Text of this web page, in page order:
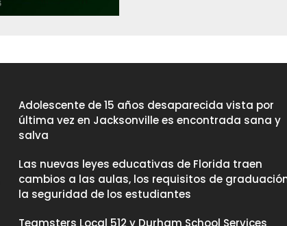
Adolescente de 15 años desaparecida vista por
última vez en Jacksonville es encontrada sana y
salva
Las nuevas leyes educativas de Florida traen
cambios a las aulas, los requisitos de
la seguridad de los estudiantes
Teamsters Local 512 y Durham School Services